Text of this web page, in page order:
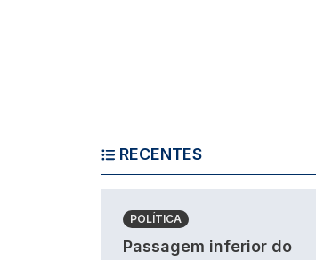
RECENTES
POLÍTICA
Passagem inferior do